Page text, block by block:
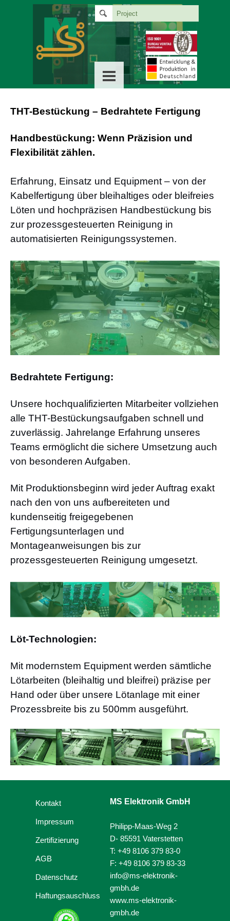
THT-Bestückung – Bedrahtete Fertigung
Handbestückung: Wenn Präzision und
Flexibilität zählen.
Erfahrung, Einsatz und Equipment – von der
Kabelfertigung über bleihaltiges oder bleifreies
Löten und hochpräzisen Handbestückung bis
zur prozessgesteuerten Reinigung in
automatisierten Reinigungssystemen.
Bedrahtete Fertigung:
Unsere hochqualifizierten Mitarbeiter vollziehen
alle THT-Bestückungsaufgaben schnell und
zuverlässig. Jahrelange Erfahrung unseres
Teams ermöglicht die sichere Umsetzung auch
von besonderen Aufgaben.
Mit Produktionsbeginn wird jeder Auftrag exakt
nach den von uns aufbereiteten und
kundenseitig freigegebenen
Fertigungsunterlagen und
Montageanweisungen bis zur
prozessgesteuerten Reinigung umgesetzt.
Löt-Technologien:
Mit modernstem Equipment werden sämtliche
Lötarbeiten (bleihaltig und bleifrei) präzise per
Hand oder über unsere Lötanlage mit einer
Prozessbreite bis zu 500mm ausgeführt.
MS Elektronik GmbH
Philipp-Maas-Weg 2
D- 85591 Vaterstetten
T: +49 8106 379 83-0
F: +49 8106 379 83-33
info@ms-elektronik-
gmbh.de
www.ms-elektronik-
gmbh.de
Kontakt
Impressum
Zertifizierung
AGB
Datenschutz
Haftungsauschluss